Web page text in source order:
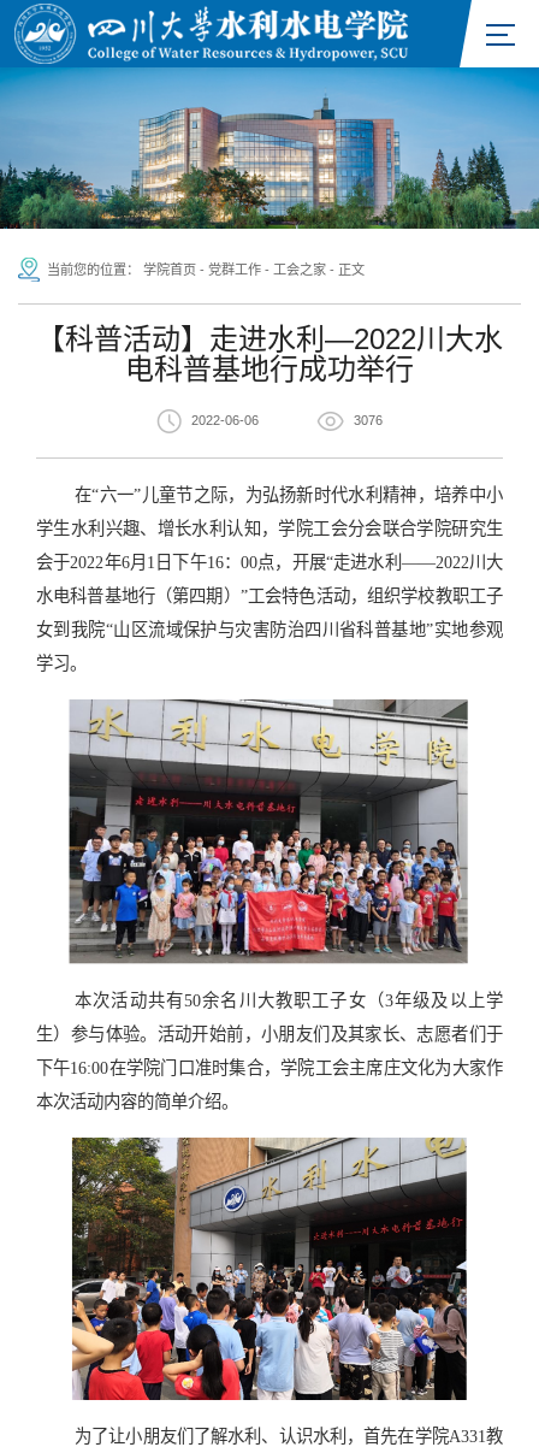
当前您的位置： 学院首页 - 党群工作 - 工会之家 - 正文
【科普活动】走进水利—2022川大水
电科普基地行成功举行
2022-06-06 3076
在“六一”儿童节之际，为弘扬新时代水利精神，培养中小
学生水利兴趣、增长水利认知，学院工会分会联合学院研究生
会于2022年6月 1 日下午16：00点，开展“走进水利 ——2022川大
水电科普基地行（第四期）”工会特色活动，组织学校教职工子
女到我院“山区流域保护与灾害防治四川省科普基地”实地参观
学习。
本次活动共有50余名川大教职工子女（3年级及以上学
生）参与体验。活动开始前，小朋友们及其家长、志愿者们于
下午16:00在学院门口准时集合，学院工会主席庄文化为大家作
本次活动内容的简单介绍。
为了让小朋友们了解水利、认识水利，首先在学院A331教